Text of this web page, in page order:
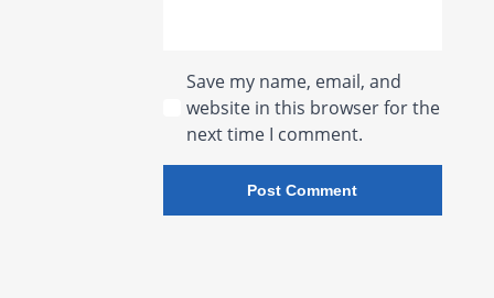
Save my name, email, and
website in this browser for the
next time I comment.